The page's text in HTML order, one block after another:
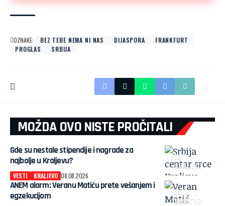
OZNAKE: BEZ TEBE NEMA NI NAS DIJASPORA
FRANKFURT
PROGLAS
SRBIJA
MOŽDA OVO NISTE PROČITALI
VESTI
KRALJEVO
Gde su nestale stipendije i nagrade za
najbolje u Kraljevu?
VESTI KRALJEVO 08.08.2026
VESTI
DRUŠTVO
ANEM alarm: Veranu Matiću prete vešanjem i
egzekucijom